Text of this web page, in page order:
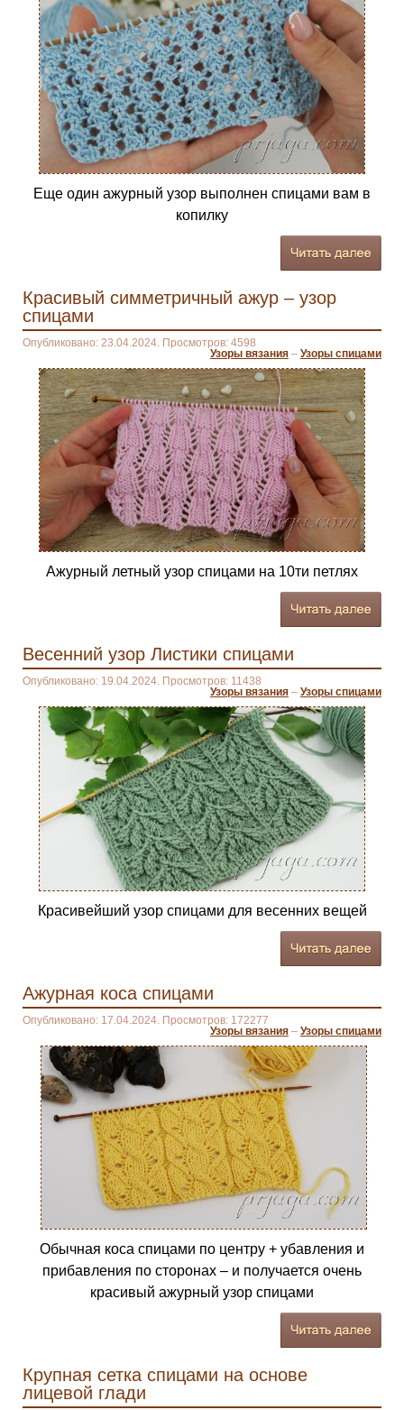
Еще один ажурный узор выполнен спицами вам в
копилку
Красивый симметричный ажур – узор
спицами
Опубликовано: 23.04.2024. Просмотров: 4598
Узоры вязания – Узоры спицами
Ажурный летный узор спицами на 10ти петлях
Весенний узор Листики спицами
Опубликовано: 19.04.2024. Просмотров: 11438
Узоры вязания – Узоры спицами
Красивейший узор спицами для весенних вещей
Ажурная коса спицами
Опубликовано: 17.04.2024. Просмотров: 172277
Узоры вязания – Узоры спицами
Обычная коса спицами по центру + убавления и
прибавления по сторонах – и получается очень
красивый ажурный узор спицами
Крупная сетка спицами на основе
лицевой глади